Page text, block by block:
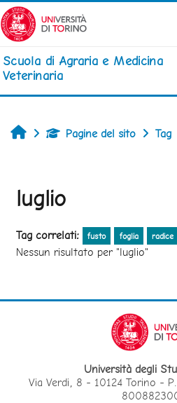
Vai al contenuto principale
Scuola di Agraria e Medicina
Veterinaria
HomePagine del sito Tag
luglio
Tag correlati: fusto foglia radice
Nessun risultato per "luglio"
Università degli
Via Verdi, 8 - 10124 Torino -